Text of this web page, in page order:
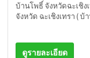
บ้านโพธิ์ จังหวัดฉะเชิง
จังหวัด ฉะเชิงเทรา ( บ้
ดูรายละเอียด